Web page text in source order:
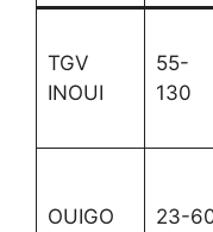
TGV
INOUI
55-
130
OUIGO 23-